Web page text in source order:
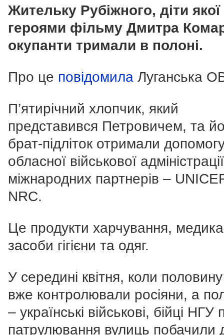
Жительку Рубіжного, діти
героями фільму Дмитра
окупанти тримали в полоні.
Про це повідомила Луганська
П’ятирічний хлопчик, який
представився Петровичем, та
брат-підліток отримали
обласної військової
міжнародних партнерів –
NRC.
Це продукти харчування,
засоби гігієни та одяг.
У середині квітня, коли
вже контролювали росіяни, а
– українські військові, бійці НГУ
патрулювання вулиць побачили